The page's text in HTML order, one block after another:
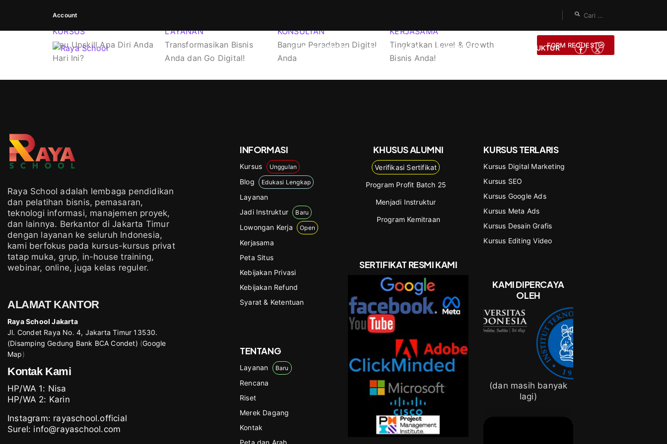
Account
SEMUA KURSUS LAYANAN/JASA KONSULTASI JADI INSTRUKTUR
KURSUS
Mau Upskill Apa Diri Anda
Hari Ini?
LAYANAN
Transformasikan Bisnis
Anda dan Go Digital!
KONSULTAN
Bangun Peradaban Digital
Anda
KERJASAMA
Tingkatkan Level & Growth
Bisnis Anda!
FORM REQUEST
Raya School adalah lembaga pendidikan
dan pelatihan bisnis, pemasaran,
teknologi informasi, manajemen proyek,
dan lainnya. Berkantor di Jakarta Timur
dengan layanan ke seluruh Indonesia,
kami berfokus pada kursus-kursus privat
tatap muka, grup, in-house training,
webinar, online, juga kelas reguler.
ALAMAT KANTOR
Raya School Jakarta
Jl. Condet Raya No. 4, Jakarta Timur 13530.
(Disamping Gedung Bank BCA Condet) (Google
Map)
Kontak Kami
HP/WA 1: Nisa
HP/WA 2: Karin
Instagram: rayaschool.official
Surel: info@rayaschool.com
INFORMASI
Kursus Unggulan
Blog Edukasi Lengkap
Layanan
Jadi Instruktur Baru
Lowongan Kerja Open
Kerjasama
Peta Situs
Kebijakan Privasi
Kebijakan Refund
Syarat & Ketentuan
TENTANG
Layanan Baru
Rencana
Riset
Merek Dagang
Kontak
Peta dan Arah
KHUSUS ALUMNI
Verifikasi Sertifikat
Program Profit Batch 25
Menjadi Instruktur
Program Kemitraan
SERTIFIKAT RESMI KAMI
KURSUS TERLARIS
Kursus Digital Marketing
Kursus SEO
Kursus Google Ads
Kursus Meta Ads
Kursus Desain Grafis
Kursus Editing Video
KAMI DIPERCAYA
OLEH
(dan masih banyak
lagi)